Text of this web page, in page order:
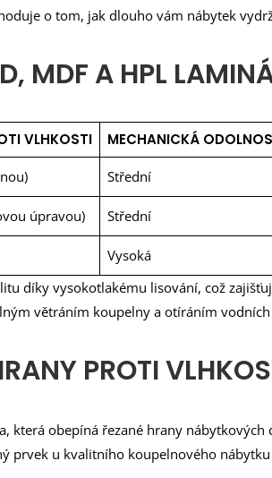
o tom, jak dlouho vám nábytek
MDF A HPL
VLHKOSTI MECHANICKÁ
Střední
úpravou) Střední
Vysoká
díky vysokotlakému lisování, což
větráním koupelny a otíráním
PROTI
která obepíná řezané hrany
prvek u kvalitního koupelnového